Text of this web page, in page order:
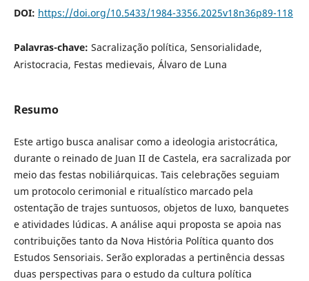
DOI: https://doi.org/10.5433/1984-3356.2025v18n36p89-118
Palavras-chave: Sacralização política, Sensorialidade,
Aristocracia, Festas medievais, Álvaro de Luna
Resumo
Este artigo busca analisar como a ideologia aristocrática,
durante o reinado de Juan II de Castela, era sacralizada por
meio das festas nobiliárquicas. Tais celebrações seguiam
um protocolo cerimonial e ritualístico marcado pela
ostentação de trajes suntuosos, objetos de luxo, banquetes
e atividades lúdicas. A análise aqui proposta se apoia nas
contribuições tanto da Nova História Política quanto dos
Estudos Sensoriais. Serão exploradas a pertinência dessas
duas perspectivas para o estudo da cultura política